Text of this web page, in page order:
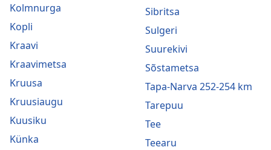
Kolmnurga
Kopli
Kraavi
Kraavimetsa
Kruusa
Kruusiaugu
Kuusiku
Künka
Sibritsa
Sulgeri
Suurekivi
Sõstametsa
Tapa-Narva 252-254 km
Tarepuu
Tee
Teearu